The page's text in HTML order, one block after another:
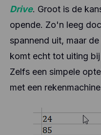
Drive. Groot is de
opende. Zo'n leeg
spannend uit, maar de
komt echt tot uiting
Zelfs een simpele
met een